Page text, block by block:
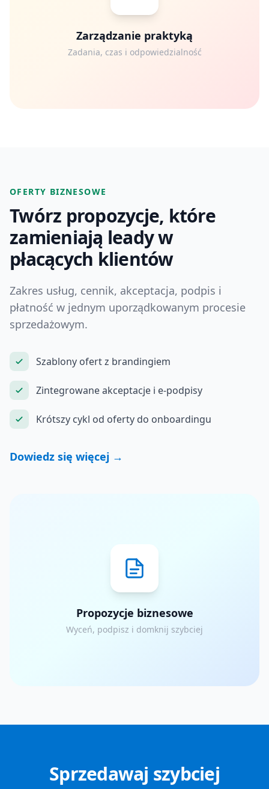
Zarządzanie praktyką
Zadania, czas i odpowiedzialność
Propozycje biznesowe
Wyceń, podpisz i domknij szybciej
OFERTY BIZNESOWE
Twórz propozycje, które
zamieniają leady w
płacących klientów
Zakres usług, cennik, akceptacja, podpis i
płatność w jednym uporządkowanym procesie
sprzedażowym.
Szablony ofert z brandingiem
Zintegrowane akceptacje i e-podpisy
Krótszy cykl od oferty do onboardingu
Dowiedz się więcej →
Sprzedawaj szybciej